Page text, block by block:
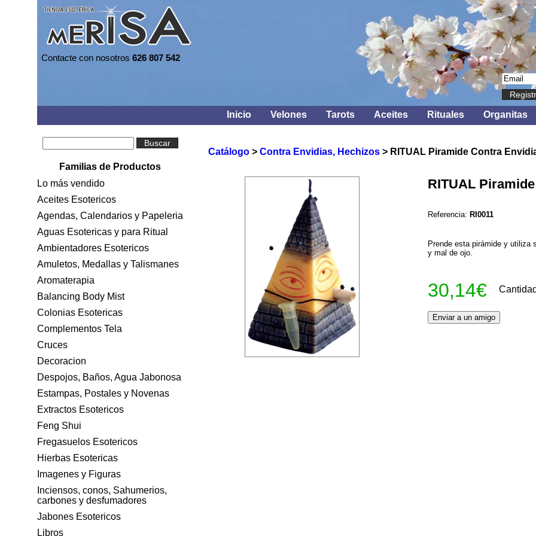
Contacte con nosotros 626 807 542
Inicio Velones Tarots Aceites Rituales Organitas
Buscar
Familias de Productos
Lo más vendido
Aceites Esotericos
Agendas, Calendarios y Papeleria
Aguas Esotericas y para Ritual
Ambientadores Esotericos
Amuletos, Medallas y Talismanes
Aromaterapia
Balancing Body Mist
Colonias Esotericas
Complementos Tela
Cruces
Decoracion
Despojos, Baños, Agua Jabonosa
Estampas, Postales y Novenas
Extractos Esotericos
Feng Shui
Fregasuelos Esotericos
Hierbas Esotericas
Imagenes y Figuras
Inciensos, conos, Sahumerios,
carbones y desfumadores
Jabones Esotericos
Libros
Catálogo > Contra Envidias, Hechizos > RITUAL Piramide Contra
RITUAL
Referencia: RI0011
Prende esta pirámide y utiliza
y mal de ojo.
30,14€